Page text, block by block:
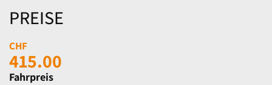
PREISE
CHF
415.00
Fahrpreis